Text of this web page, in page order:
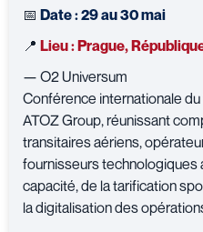
📅 Date : 29 au 30 mai
📍 Lieu : Prague,
— O2 Universum
Conférence internationale
ATOZ Group, réunissant
transitaires aériens,
fournisseurs technologiques
capacité, de la tarification
la digitalisation des